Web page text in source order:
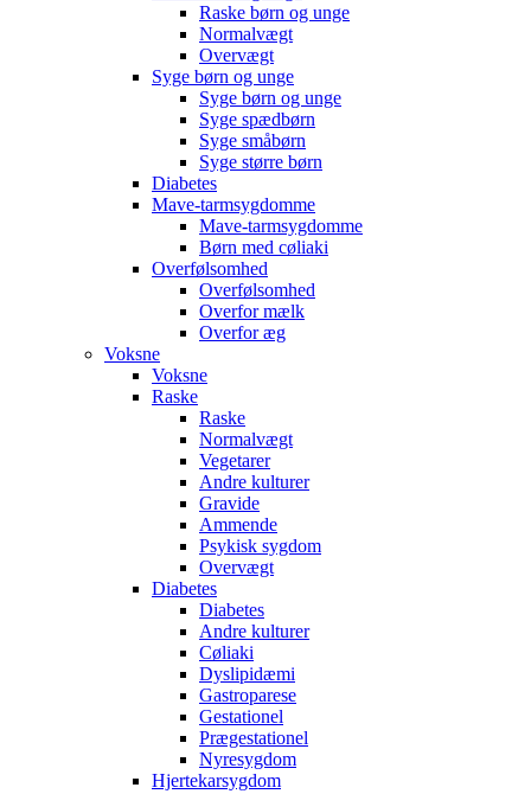
Raske børn og unge
Normalvægt
Overvægt
Syge børn og unge
Syge børn og unge
Syge spædbørn
Syge småbørn
Syge større børn
Diabetes
Mave-tarmsygdomme
Mave-tarmsygdomme
Børn med cøliaki
Overfølsomhed
Overfølsomhed
Overfor mælk
Overfor æg
Voksne
Voksne
Raske
Raske
Normalvægt
Vegetarer
Andre kulturer
Gravide
Ammende
Psykisk sygdom
Overvægt
Diabetes
Diabetes
Andre kulturer
Cøliaki
Dyslipidæmi
Gastroparese
Gestationel
Prægestationel
Nyresygdom
Hjertekarsygdom